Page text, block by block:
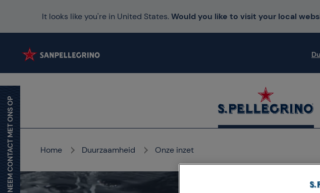
It looks like you're in United States.Would you like to visit your local
Home Duurzaamheid Onze inzet
NEEM CONTACT MET ONS OP